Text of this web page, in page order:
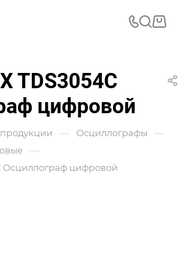
TDS3054C
цифровой
продукции — Осциллографы —
—
Осциллограф цифровой